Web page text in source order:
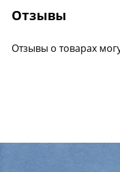
Отзывы
Отзывы о товарах